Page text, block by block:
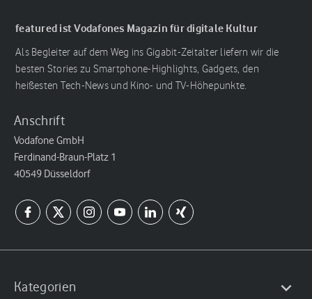
featured ist Vodafones Magazin für digitale Kultur
Als Begleiter auf dem Weg ins Gigabit-Zeitalter liefern wir die
besten Stories zu Smartphone-Highlights, Gadgets, den
heißesten Tech-News und Kino- und TV-Höhepunkte.
Anschrift
Vodafone GmbH
Ferdinand-Braun-Platz 1
40549 Düsseldorf
Kategorien